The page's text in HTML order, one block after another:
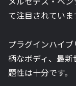
て注目されていま
プラグインハイ
柄なボディ、最
題性は十分です。